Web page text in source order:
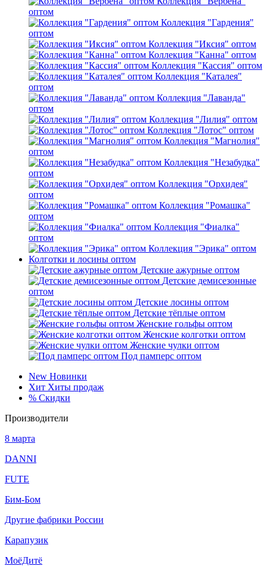
оптом
Коллекция "Гардения"
оптом
Коллекция "Иксия" оптом
Коллекция "Канна" оптом
Коллекция "Кассия" оптом
Коллекция "Каталея"
оптом
Коллекция "Лаванда"
оптом
Коллекция "Лилия" оптом
Коллекция "Лотос" оптом
Коллекция "Магнолия"
оптом
Коллекция "Незабудка"
оптом
Коллекция "Орхидея"
оптом
Коллекция "Ромашка"
оптом
Коллекция "Фиалка"
оптом
Коллекция "Эрика" оптом
Колготки и лосины оптом
Детские ажурные оптом
Детские демисезонные
оптом
Детские лосины оптом
Детские тёплые оптом
Женские гольфы оптом
Женские колготки оптом
Женские чулки оптом
Под памперс оптом
New Новинки
Хит Хиты продаж
% Скидки
Производители
8 марта
DANNI
FUTE
Бим-Бом
Другие фабрики России
Карапузик
МоёДитё